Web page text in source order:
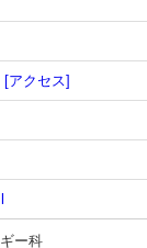
[アクセス]
ー科